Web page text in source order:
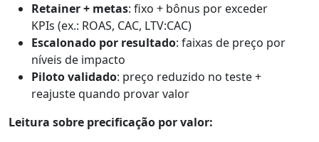
Retainer + metas: fixo + bônus por exceder
KPIs (ex.: ROAS, CAC, LTV:CAC)
Escalonado por resultado: faixas de preço por
níveis de impacto
Piloto validado: preço reduzido no teste +
reajuste quando provar valor
Leitura sobre precificação por valor: